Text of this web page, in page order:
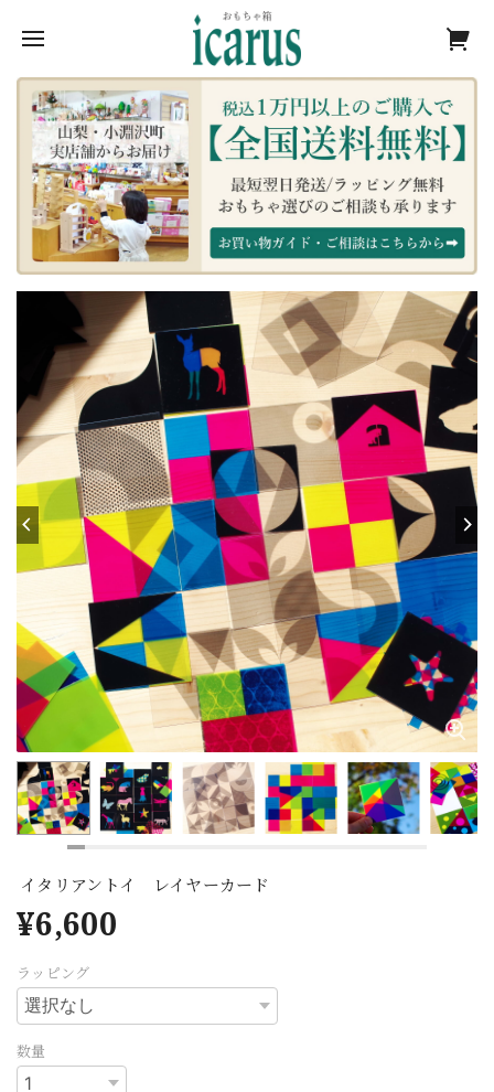
イタリアントイ レイヤーカード
¥6,600
ラッピング
数量